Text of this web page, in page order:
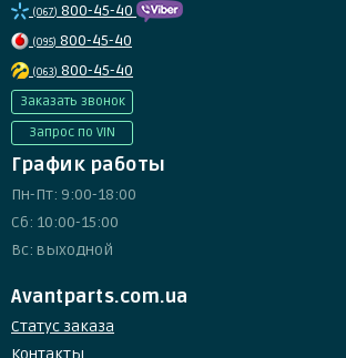
(067) 800-45-40
(095) 800-45-40
(063) 800-45-40
Заказать звонок
Запрос по VIN
График работы
Пн-Пт: 9:00-18:00
Сб: 10:00-15:00
Вс: выходной
Avantparts.com.ua
Статус заказа
Контакты